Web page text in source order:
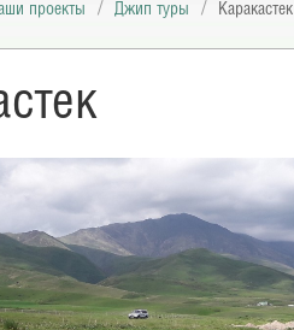
проекты Джип туры Каракастек